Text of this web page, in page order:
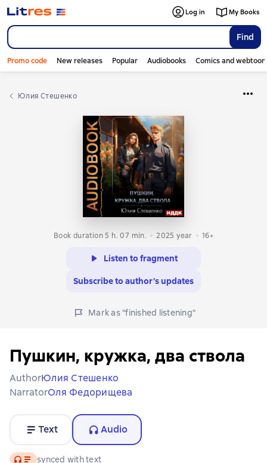
Find
Log in My Books
Promo code New releases Popular Audiobooks Comics and
Юлия Стешенко
Book duration 5 h. 07 min. 2025 year 16+
Listen to fragment
Subscribe to author’s updates
Mark as "finished listening"
Пушкин, кружка, два ствола
AuthorЮлия Стешенко
NarratorОля Федорищева
Text Audio
Audio synced with text